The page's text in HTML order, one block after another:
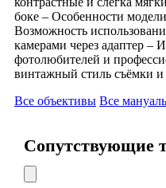
боке – Особенности
Возможность
камерами через адаптер –
фотолюбителей и
винтажный стиль съёмки и
Все объективы Все
Сопутствующие